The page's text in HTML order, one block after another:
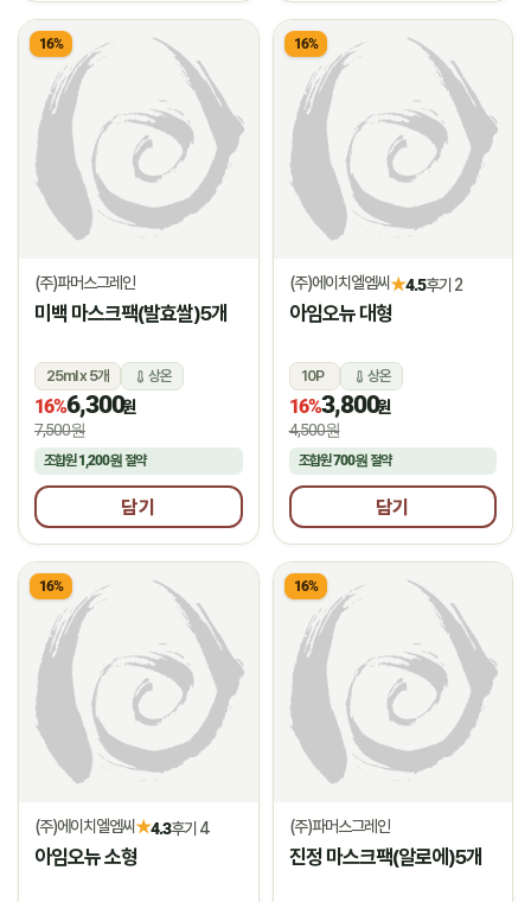
16%
(주)파머스그레인
미백 마스크팩(발효쌀)5개
25ml x 5개 상온
16%6,300원
7,500원
조합원1,200원 절약
담기
16%
(주)에이치엘엠씨★4.5후기 2
아임오뉴 대형
10P 상온
16%3,800원
4,500원
조합원700원절약
담기
16%
(주)에이치엘엠씨★4.3후기 4
아임오뉴 소형
16%
(주)파머스그레인
진정 마스크팩(알로에)5개